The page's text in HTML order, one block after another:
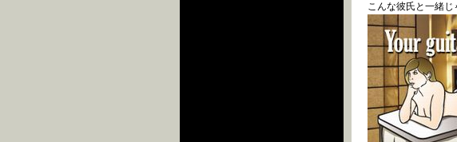
こんな彼氏と一緒じ